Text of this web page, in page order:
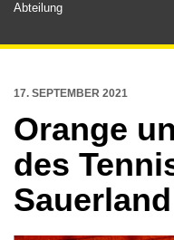
Abteilung
17. SEPTEMBER 2021
Orange
des